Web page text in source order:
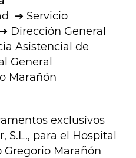
Servicio
Dirección General
Asistencial de
General
Marañón
exclusivos
S.L., para el Hospital
Gregorio Marañón